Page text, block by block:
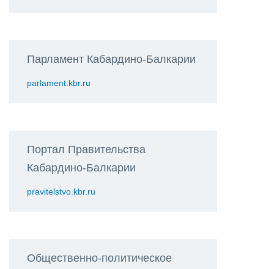
Парламент Кабардино-Балкарии
parlament.kbr.ru
Портал Правительства
Кабардино-Балкарии
pravitelstvo.kbr.ru
Общественно-политическое